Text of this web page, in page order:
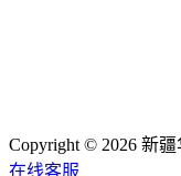
Copyright © 2026 新
在线客服